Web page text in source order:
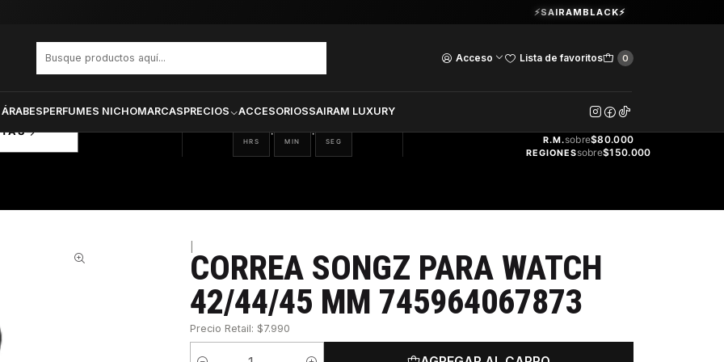
Acceso Lista de favoritos 0
PERFUMES NICHOMARCASPRECIOS ACCESORIOSSAIRAM LUXURY
Guardia Vieja 202. Oficina 102.Ver Horarios
⚡SAIRAMBLACK⚡
Mm 745964067873
01
HRS
: 18
MIN
: 29
SEG
GRATIS
R.M.sobre$80.000
REGIONESsobre$150.000
CORREA SONGZ PARA WATCH
42/44/45 MM 745964067873
Precio Retail: $7.990